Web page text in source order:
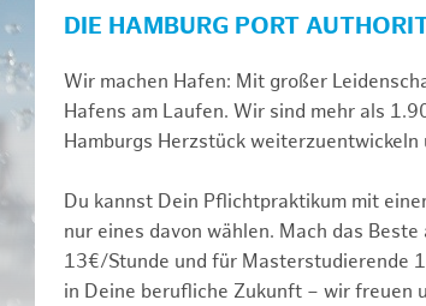
DIE HAMBURG PORT
Wir machen Hafen: Mit großer
Hafens am Laufen. Wir sind mehr als
Hamburgs Herzstück weiterzuentwickeln
Du kannst Dein Pflichtpraktikum mit
nur eines davon wählen. Mach das
13€/Stunde und für Masterstudierende
in Deine berufliche Zukunft – wir freuen